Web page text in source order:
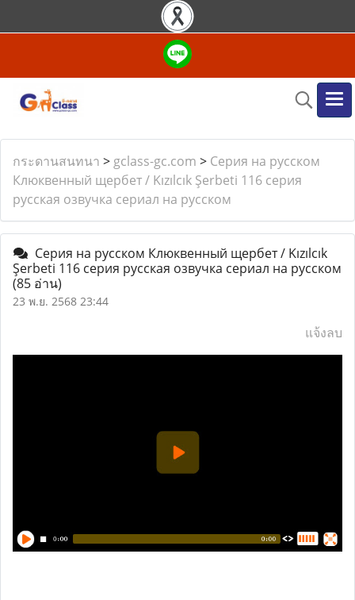
กระดานสนทนา > gclass-gc.com > Серия на русском
Клюквенный щербет / Kızılcık Şerbeti 116 серия
русская озвучка сериал на русском
Серия на русском Клюквенный щербет / Kızılcık
Şerbeti 116 серия русская озвучка сериал на русском
(85 อ่าน)
23 พ.ย. 2568 23:44
แจ้งลบ